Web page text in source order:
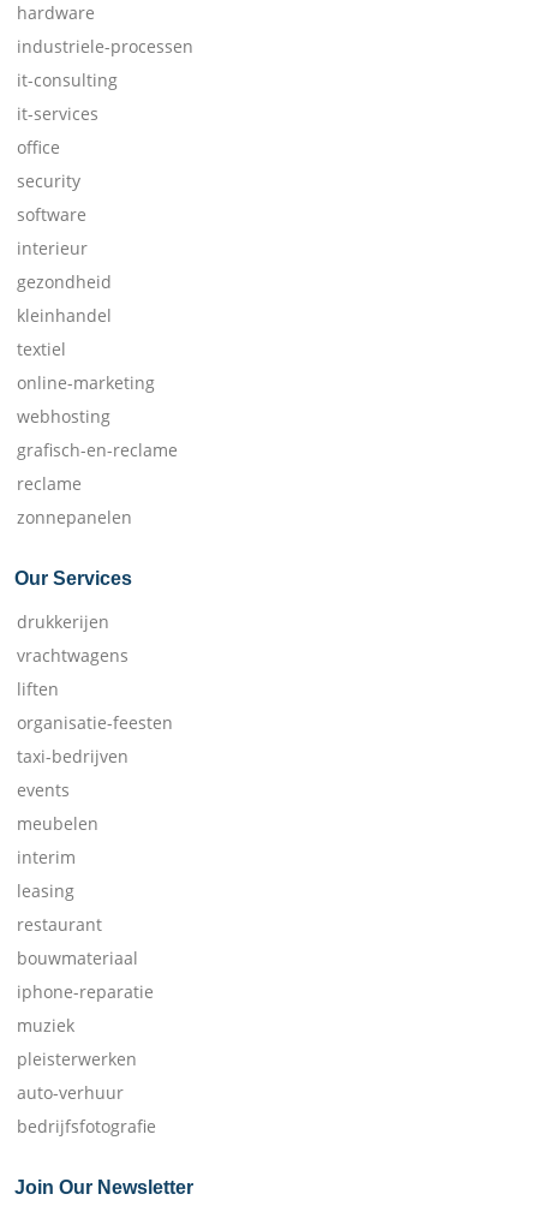
hardware
industriele-processen
it-consulting
it-services
office
security
software
interieur
gezondheid
kleinhandel
textiel
online-marketing
webhosting
grafisch-en-reclame
reclame
zonnepanelen
Our Services
drukkerijen
vrachtwagens
liften
organisatie-feesten
taxi-bedrijven
events
meubelen
interim
leasing
restaurant
bouwmateriaal
iphone-reparatie
muziek
pleisterwerken
auto-verhuur
bedrijfsfotografie
Join Our Newsletter